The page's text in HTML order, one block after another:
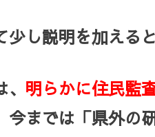
し説明を加えると
明らかに住民監
今までは「県外の